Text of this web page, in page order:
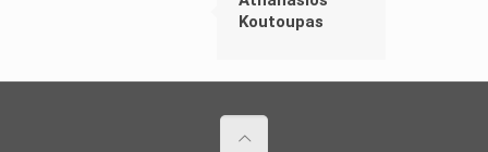
Koutoupas